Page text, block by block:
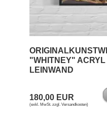
"WHITNEY" ACRYL
LEINWAND
180,00 EUR
(exkl. MwSt. zzgl. Versandkosten)